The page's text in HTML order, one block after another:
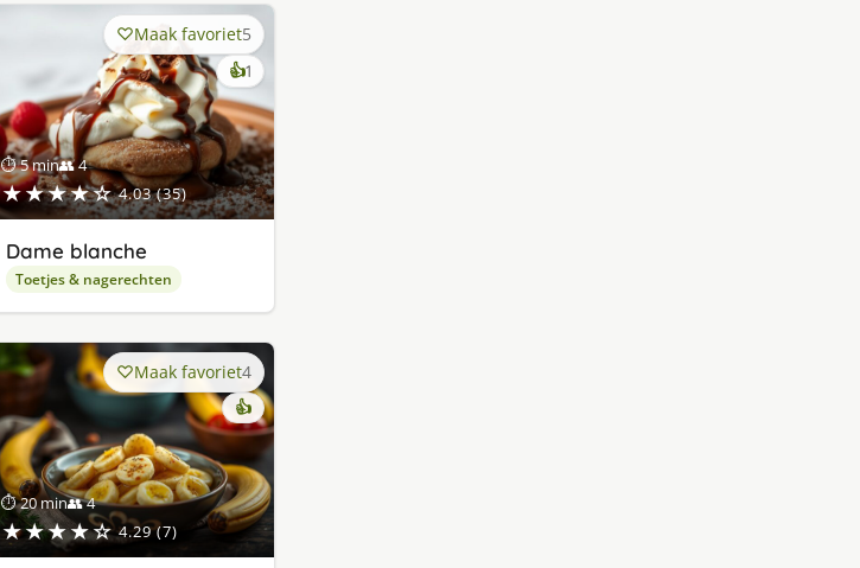
⏱ 5 min👥 4
★★★★☆ 4.03 (35)
Maak favoriet5
👍1keer
lekker
gevonden
Dame blanche
Toetjes & nagerechten
⏱ 20 min👥 4
★★★★☆ 4.29 (7)
Maak favoriet4
👍